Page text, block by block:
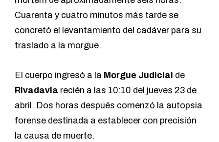
Cuarenta y cuatro minutos más tarde se
concretó el levantamiento del cadáver para su
traslado a la morgue.
El cuerpo ingresó a la Morgue Judicial de
Rivadavia recién a las 10:10 del jueves 23 de
abril. Dos horas después comenzó la autopsia
forense destinada a establecer con precisión
la causa de muerte.